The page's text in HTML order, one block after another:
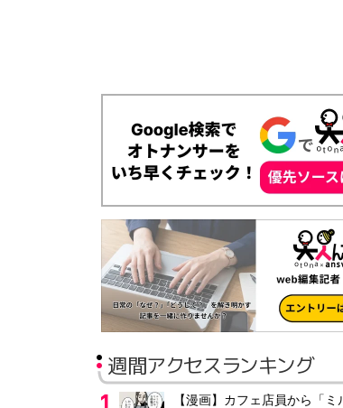
週間アクセスランキング
【漫画】カフェ店員から「ミ